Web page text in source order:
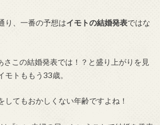
り、一番の予想はイモトの結婚発表ではな
さこの結婚発表では！？と盛り上がりを見
モトももう33歳。
してもおかしくない年齢ですよね！